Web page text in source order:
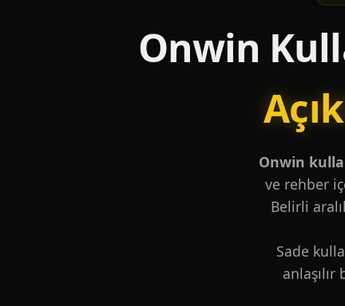
Onwin
Onwin
ve rehber
Belirli
Sade
anlaşılır